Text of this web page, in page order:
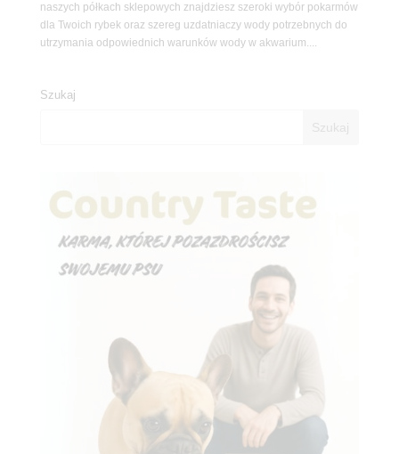
naszych półkach sklepowych znajdziesz szeroki wybór pokarmów
dla Twoich rybek oraz szereg uzdatniaczy wody potrzebnych do
utrzymania odpowiednich warunków wody w akwarium....
Szukaj